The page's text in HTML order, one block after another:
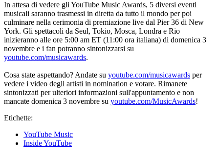
In attesa di vedere gli YouTube Music Awards, 5 diversi eventi
musicali saranno trasmessi in diretta da tutto il mondo per poi
culminare nella cerimonia di premiazione live dal Pier 36 di New
York. Gli spettacoli da Seul, Tokio, Mosca, Londra e Rio
inizieranno alle ore 5:00 am ET (11:00 ora italiana) di domenica 3
novembre e i fan potranno sintonizzarsi su
youtube.com/musicawards.
Cosa state aspettando? Andate su youtube.com/musicawards per
vedere i video degli artisti in nomination e votare. Rimanete
sintonizzati per ulteriori informazioni sull'appuntamento e non
mancate domenica 3 novembre su youtube.com/MusicAwards!
Etichette:
YouTube Music
Inside YouTube